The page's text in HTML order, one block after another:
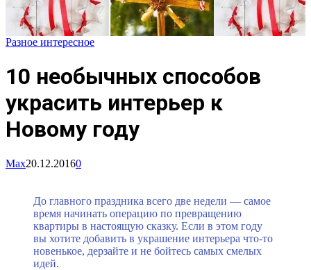
Разное интересное
10 необычных способов
украсить интерьер к
Новому году
Max20.12.20160
До главного праздника всего две недели — самое
время начинать операцию по превращению
квартиры в настоящую сказку. Если в этом году
вы хотите добавить в украшение интерьера что-то
новенькое, дерзайте и не бойтесь самых смелых
идей.